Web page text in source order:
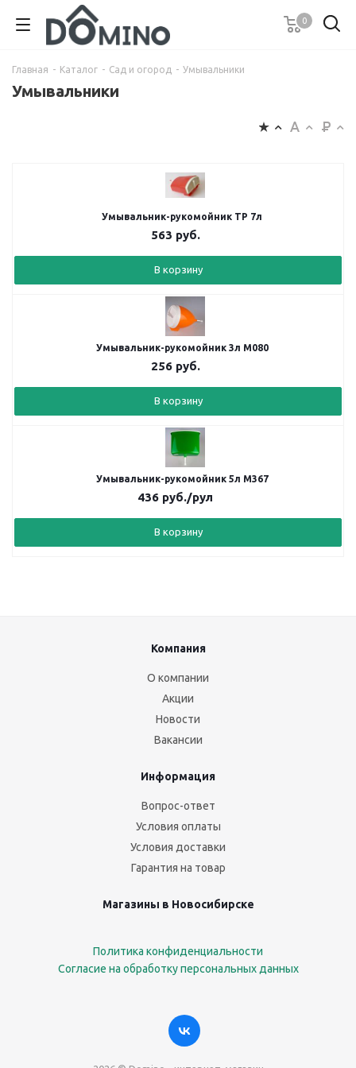
0
Главная - Каталог - Сад и огород - Умывальники
Умывальники
Умывальник-рукомойник ТР 7л
563 руб.
В корзину
Умывальник-рукомойник 3л М080
256руб.
В корзину
Умывальник-рукомойник 5л М367
436 руб./рул
В корзину
Компания
О компании
Акции
Новости
Вакансии
Информация
Вопрос-ответ
Условия оплаты
Условия доставки
Гарантия на товар
Магазины в Новосибирске
Политика конфиденциальности
Согласие на обработку персональных данных